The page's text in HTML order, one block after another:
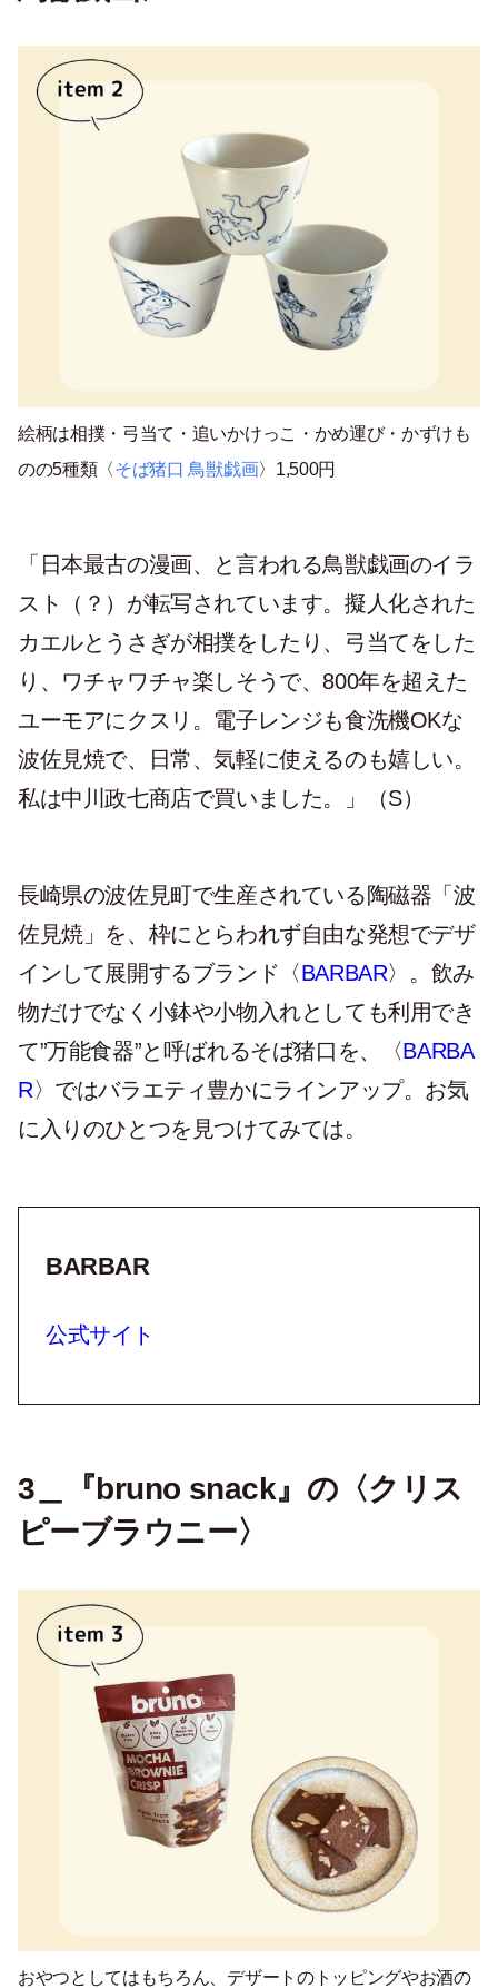
絵柄は相撲・弓当て・追いかけっこ・かめ運び・かずけも
のの5種類〈そば猪口 鳥獣戯画〉1,500円
「日本最古の漫画、と言われる鳥獣戯画のイラ
スト（？）が転写されています。擬人化された
カエルとうさぎが相撲をしたり、弓当てをした
り、ワチャワチャ楽しそうで、800年を超えた
ユーモアにクスリ。電子レンジも食洗機OKな
波佐見焼で、日常、気軽に使えるのも嬉しい。
私は中川政七商店で買いました。」（S）
長崎県の波佐見町で生産されている陶磁器「波
佐見焼」を、枠にとらわれず自由な発想でデザ
インして展開するブランド〈BARBAR〉。飲み
物だけでなく小鉢や小物入れとしても利用でき
て”万能食器”と呼ばれるそば猪口を、〈BARBA
R〉ではバラエティ豊かにラインアップ。お気
に入りのひとつを見つけてみては。
BARBAR
公式サイト
3＿『bruno snack』の〈クリス
ピーブラウニー〉
おやつとしてはもちろん、デザートのトッピングやお酒の